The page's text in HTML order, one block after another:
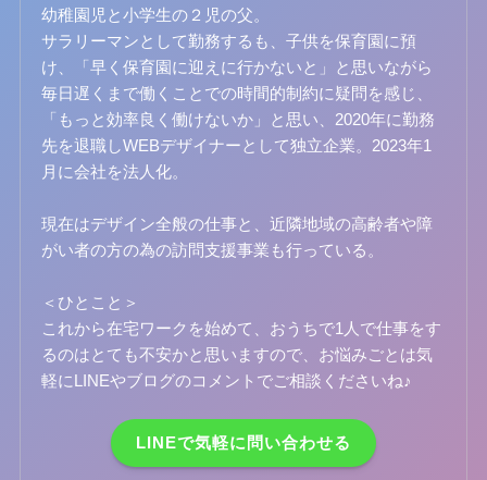
幼稚園児と小学生の２児の父。
サラリーマンとして勤務するも、子供を保育園に預
け、「早く保育園に迎えに行かないと」と思いながら
毎日遅くまで働くことでの時間的制約に疑問を感じ、
「もっと効率良く働けないか」と思い、2020年に勤務
先を退職しWEBデザイナーとして独立企業。2023年1
月に会社を法人化。
現在はデザイン全般の仕事と、近隣地域の高齢者や障
がい者の方の為の訪問支援事業も行っている。
＜ひとこと＞
これから在宅ワークを始めて、おうちで1人で仕事をす
るのはとても不安かと思いますので、お悩みごとは気
軽にLINEやブログのコメントでご相談くださいね♪
LINEで気軽に問い合わせる